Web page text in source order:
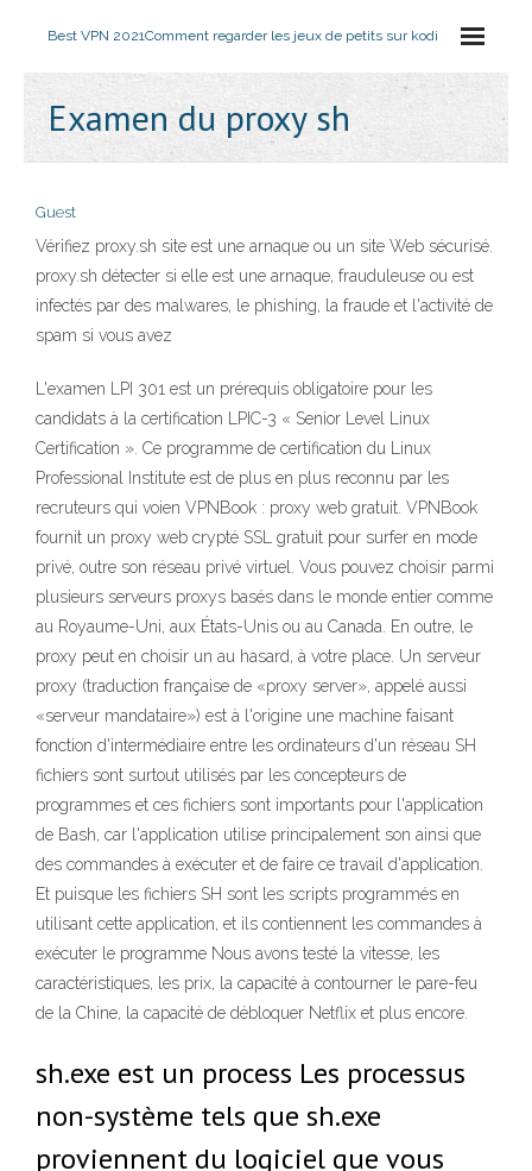
Best VPN 2021Comment regarder les jeux de petits sur kodi
Examen du proxy sh
Guest
Vérifiez proxy.sh site est une arnaque ou un site Web sécurisé.
proxy.sh détecter si elle est une arnaque, frauduleuse ou est
infectés par des malwares, le phishing, la fraude et l'activité de
spam si vous avez
L'examen LPI 301 est un prérequis obligatoire pour les
candidats à la certification LPIC-3 « Senior Level Linux
Certification ». Ce programme de certification du Linux
Professional Institute est de plus en plus reconnu par les
recruteurs qui voien VPNBook : proxy web gratuit. VPNBook
fournit un proxy web crypté SSL gratuit pour surfer en mode
privé, outre son réseau privé virtuel. Vous pouvez choisir parmi
plusieurs serveurs proxys basés dans le monde entier comme
au Royaume-Uni, aux États-Unis ou au Canada. En outre, le
proxy peut en choisir un au hasard, à votre place. Un serveur
proxy (traduction française de «proxy server», appelé aussi
«serveur mandataire») est à l'origine une machine faisant
fonction d'intermédiaire entre les ordinateurs d'un réseau SH
fichiers sont surtout utilisés par les concepteurs de
programmes et ces fichiers sont importants pour l'application
de Bash, car l'application utilise principalement son ainsi que
des commandes à exécuter et de faire ce travail d'application.
Et puisque les fichiers SH sont les scripts programmés en
utilisant cette application, et ils contiennent les commandes à
exécuter le programme Nous avons testé la vitesse, les
caractéristiques, les prix, la capacité à contourner le pare-feu
de la Chine, la capacité de débloquer Netflix et plus encore.
sh.exe est un process Les processus
non-système tels que sh.exe
proviennent du logiciel que vous